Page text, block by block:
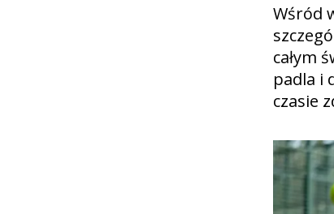
Wśród
całym
padla i
czasie